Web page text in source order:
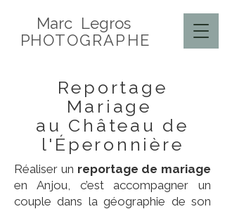
Marc Legros
PHOTOGRAPHE
Reportage
Mariage
au Château de
l'Éperonnière
Réaliser un reportage de mariage
en Anjou, c’est accompagner un
couple dans la géographie de son